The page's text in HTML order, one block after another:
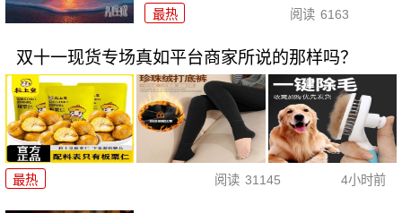
最热 阅读 6163
双十一现货专场真如平台商家所说的那样吗？
最热 阅读 31145 4小时前